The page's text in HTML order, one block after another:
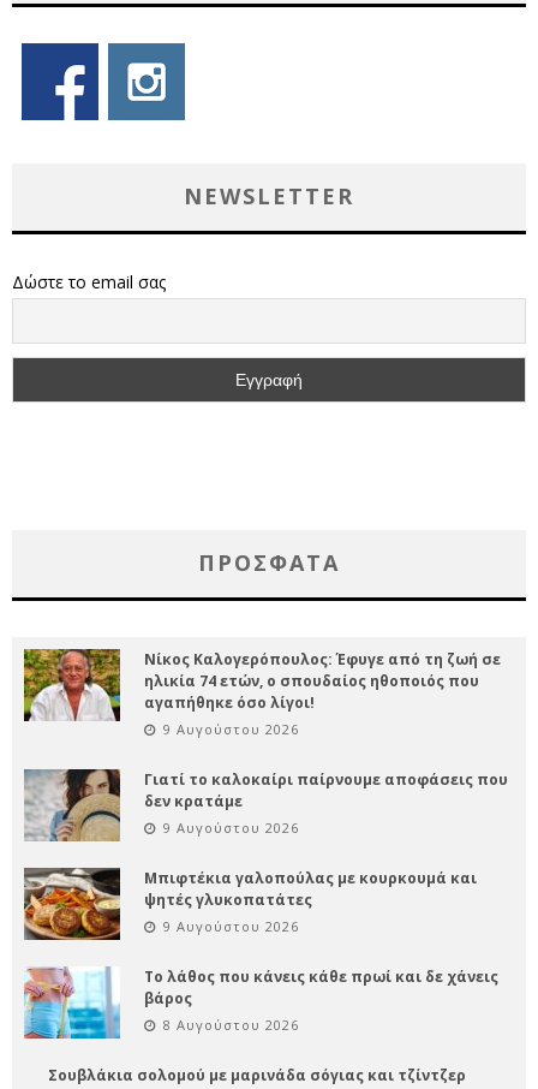
NEWSLETTER
Δώστε το email σας
ΠΡΌΣΦΑΤΑ
Νίκος Καλογερόπουλος: Έφυγε από τη ζωή σε
ηλικία 74 ετών, ο σπουδαίος ηθοποιός που
αγαπήθηκε όσο λίγοι!
9 Αυγούστου 2026
Γιατί το καλοκαίρι παίρνουμε αποφάσεις που
δεν κρατάμε
9 Αυγούστου 2026
Μπιφτέκια γαλοπούλας με κουρκουμά και
ψητές γλυκοπατάτες
9 Αυγούστου 2026
Το λάθος που κάνεις κάθε πρωί και δε χάνεις
βάρος
8 Αυγούστου 2026
Σουβλάκια σολομού με μαρινάδα σόγιας και τζίντζερ